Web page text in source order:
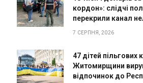
кордон»: слідчі
перекрили канал
7 СЕРПНЯ, 2026
47 дітей пільгових
Житомирщини
відпочинок до